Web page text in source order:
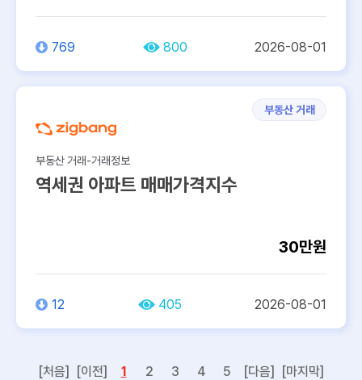
769 800 2026-08-01
부동산 거래
부동산 거래-거래정보
역세권 아파트 매매가격지수
30만원
12 405 2026-08-01
[처음] [이전] 1 2 3 4 5 [다음] [마지막]